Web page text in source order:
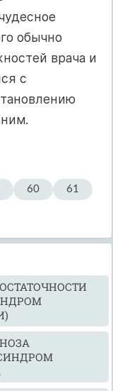
обычно
врача и
с
60
61